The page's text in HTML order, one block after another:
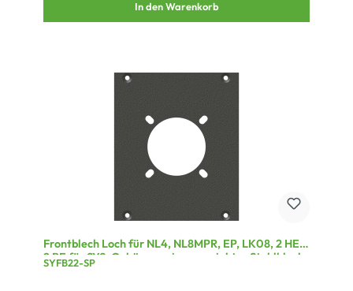
In den Warenkorb
Frontblech Loch für NL4, NL8MPR, EP, LK08, 2 HE,
2 BE für SYS-Gehäuseserien, verzinktes Stahlblech,
Farbe: grau
SYFB22-SP